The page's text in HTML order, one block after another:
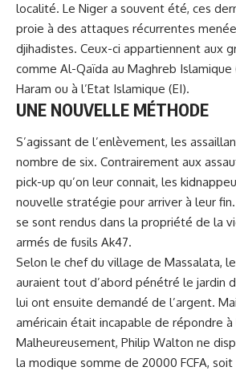
localité. Le Niger a souvent été, ces
proie à des attaques récurrentes
djihadistes. Ceux-ci appartiennent aux
comme Al-Qaïda au Maghreb Islamique
Haram ou à l’Etat Islamique (EI).
UNE NOUVELLE MÉTHODE
S’agissant de l’enlèvement, les
nombre de six. Contrairement aux
pick-up qu’on leur connait, les
nouvelle stratégie pour arriver à leur fin.
se sont rendus dans la propriété de la
armés de fusils Ak47.
Selon le chef du village de Massalata,
auraient tout d’abord pénétré le jardin
lui ont ensuite demandé de l’argent.
américain était incapable de répondre
Malheureusement, Philip Walton ne
la modique somme de 20000 FCFA,